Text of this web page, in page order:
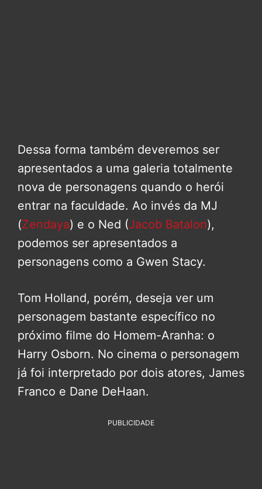
Dessa forma também deveremos ser
apresentados a uma galeria totalmente
nova de personagens quando o herói
entrar na faculdade. Ao invés da MJ
(Zendaya) e o Ned (Jacob Batalon),
podemos ser apresentados a
personagens como a Gwen Stacy.
Tom Holland, porém, deseja ver um
personagem bastante específico no
próximo filme do Homem-Aranha: o
Harry Osborn. No cinema o personagem
já foi interpretado por dois atores, James
Franco e Dane DeHaan.
PUBLICIDADE